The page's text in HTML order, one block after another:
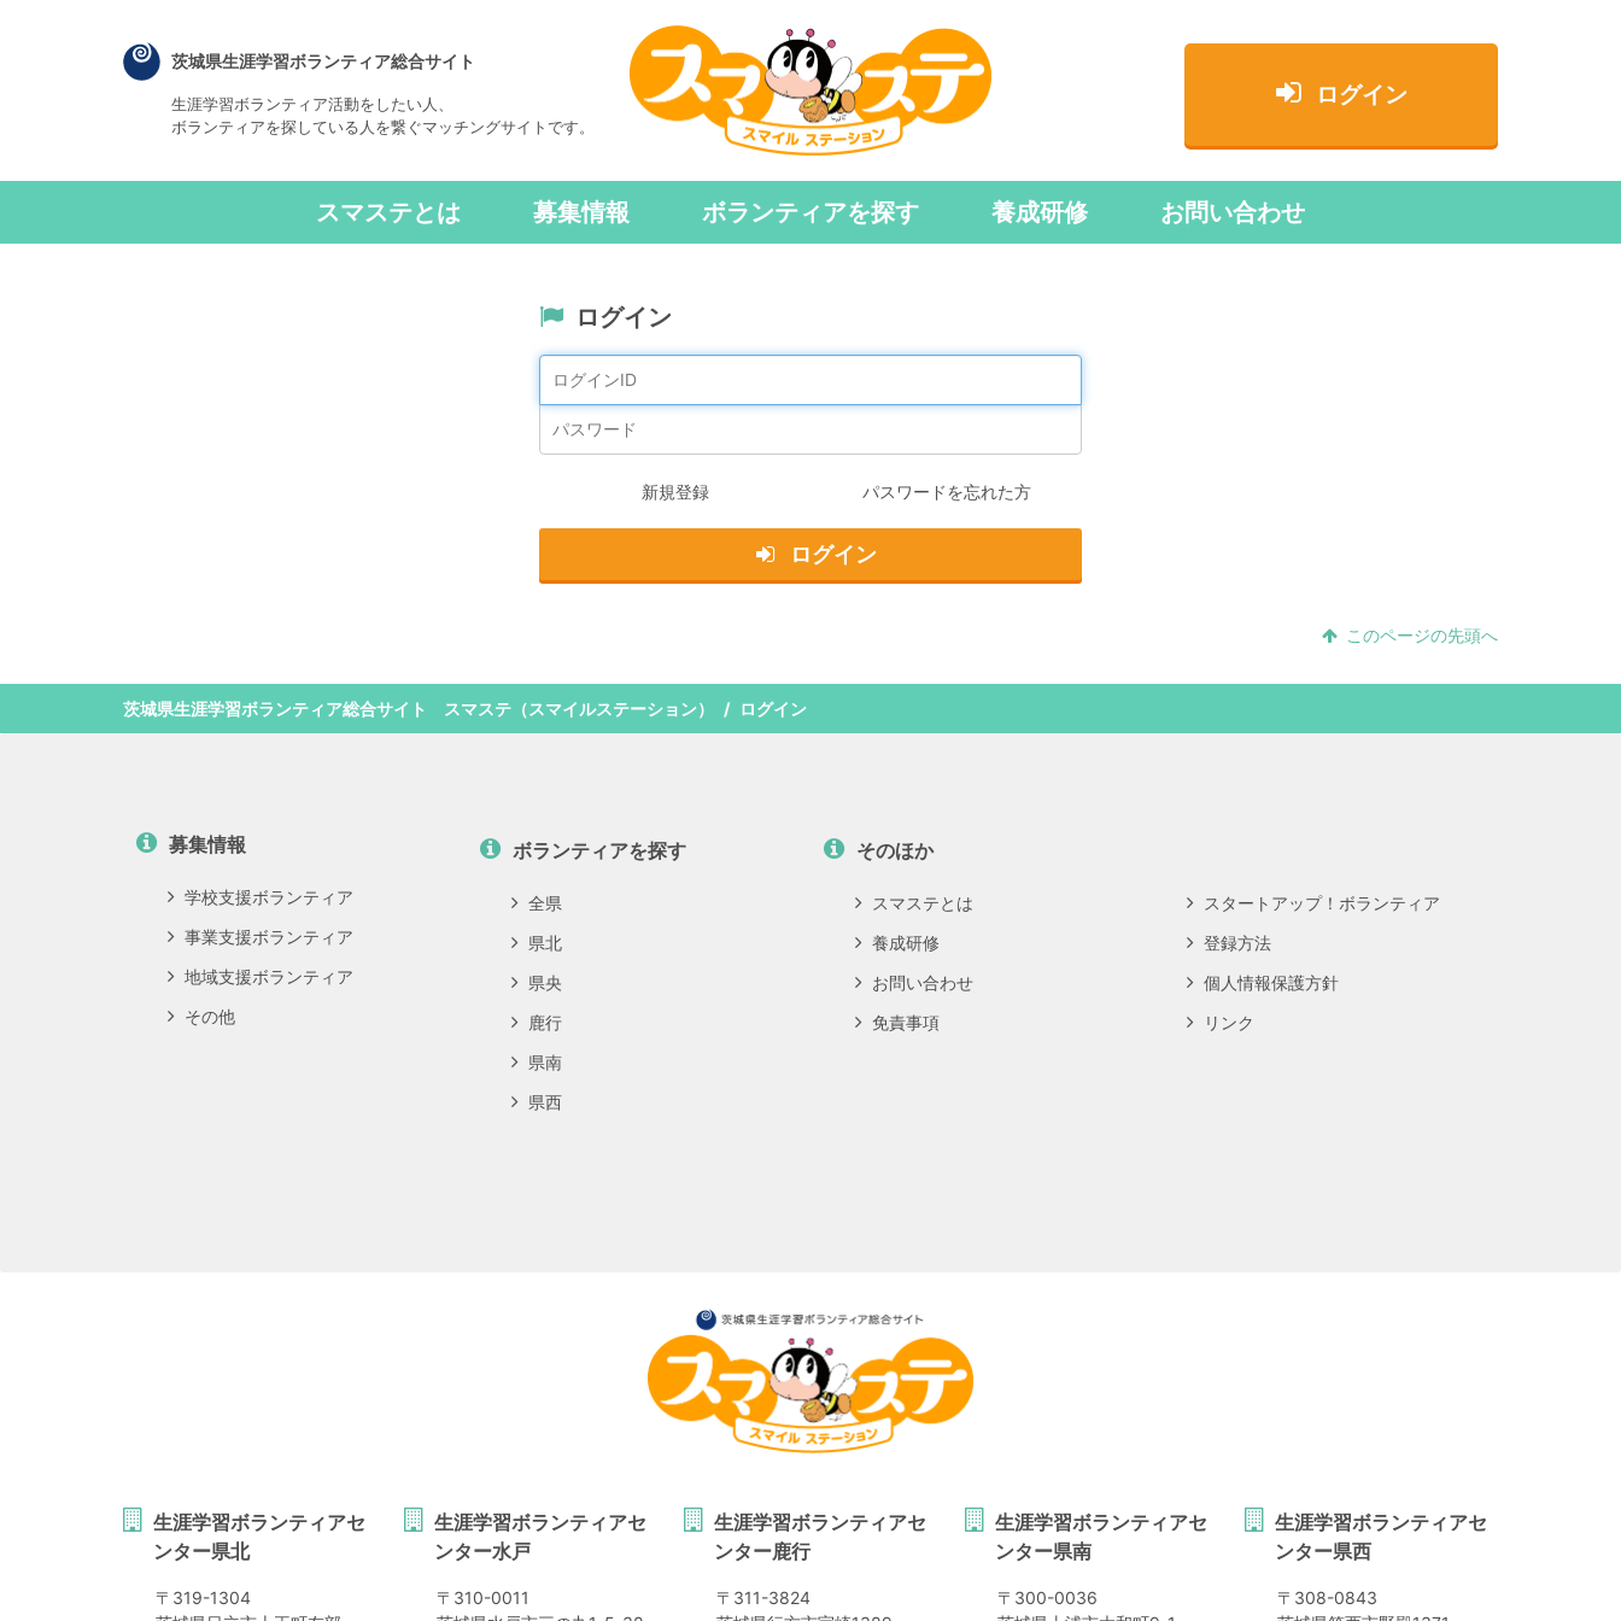
茨城県生涯学習ボランティア総合サイト
生涯学習ボランティア活動をしたい人、
ボランティアを探している人を繋ぐマッチングサイトです。
ログイン
スマステとは 募集情報 ボランティアを探す 養成研修 お問い合わせ
ログイン
新規登録 パスワードを忘れた方
ログイン
このページの先頭へ
茨城県生涯学習ボランティア総合サイト スマステ（スマイルステーション） ログイン
募集情報
学校支援ボランティア
事業支援ボランティア
地域支援ボランティア
その他
ボランティアを探す
全県
県北
県央
鹿行
県南
県西
そのほか
スマステとは
スタートアップ！ボランティア
養成研修
登録方法
お問い合わせ
個人情報保護方針
免責事項
リンク
生涯学習ボランティアセ
ンター県北
〒 319-1304
生涯学習ボランティアセ
ンター水戸
〒 310-0011
生涯学習ボランティアセ
ンター鹿行
〒 311-3824
生涯学習ボランティアセ
ンター県南
〒 300-0036
生涯学習ボランティアセ
ンター県西
〒 308-0843